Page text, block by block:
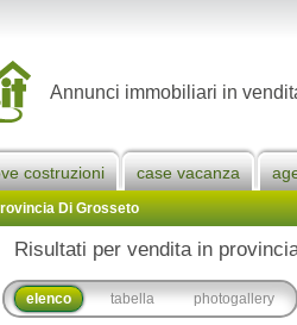
Annunci immobiliari in
costruzioni case vacanza
Di Grosseto
Risultati per vendita in
elenco tabella photogallery